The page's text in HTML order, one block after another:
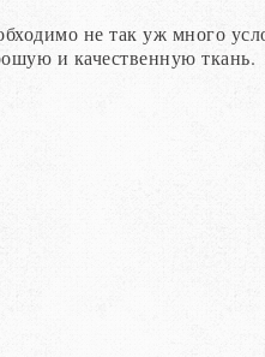
не так уж много
и качественную ткань.